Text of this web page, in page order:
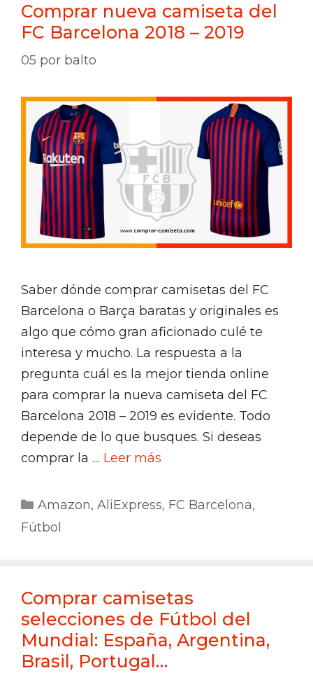
Comprar nueva camiseta del
FC Barcelona 2018 – 2019
05 por balto
Saber dónde comprar camisetas del FC
Barcelona o Barça baratas y originales es
algo que cómo gran aficionado culé te
interesa y mucho. La respuesta a la
pregunta cuál es la mejor tienda online
para comprar la nueva camiseta del FC
Barcelona 2018 – 2019 es evidente. Todo
depende de lo que busques. Si deseas
comprar la … Leer más
Categorías
Amazon, AliExpress, FC Barcelona,
Fútbol
Comprar camisetas
selecciones de Fútbol del
Mundial: España, Argentina,
Brasil, Portugal…